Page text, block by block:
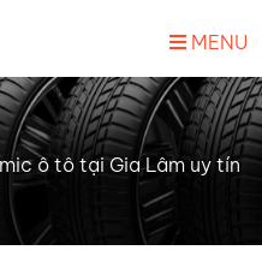
MENU
ô tô tại Gia Lâm uy tín